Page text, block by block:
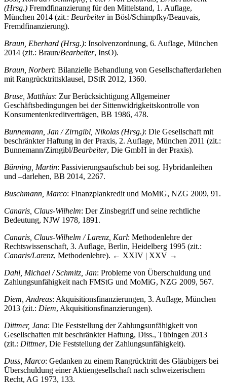
(Hrsg.) Fremdfinanzierung für den Mittelstand, 1. Auflage,
München 2014 (zit.: Bearbeiterin Bösl/Schimpfky/Beauvais,
Fremdfinanzierung).
Braun, Eberhard (Hrsg.): Insolvenzordnung, 6. Auflage, München
2014 (zit.: Braun/Bearbeiter, InsO).
Braun, Norbert: Bilanzielle Behandlung von Gesellschafterdarlehen
mit Rangrücktrittsklausel, DStR 2012, 1360.
Bruse, Matthias: Zur Berücksichtigung Allgemeiner
Geschäftsbedingungen bei der Sittenwidrigkeitskontrolle von
Konsumentenkreditverträgen, BB 1986, 478.
Bunnemann, Jan / Zirngibl, Nikolas (Hrsg.): Die Gesellschaft mit
beschränkter Haftung in der Praxis, 2. Auflage, München 2011 (zit.:
Bunnemann/Zirngibl/Bearbeiter, Die GmbH in der Praxis).
Bünning, Martin: Passivierungsaufschub bei sog. Hybridanleihen
und –darlehen, BB 2014, 2267.
Buschmann, Marco: Finanzplankredit und MoMiG, NZG 2009, 91.
Canaris, Claus-Wilhelm: Der Zinsbegriff und seine rechtliche
Bedeutung, NJW 1978, 1891.
Canaris, Claus-Wilhelm / Larenz, Karl: Methodenlehre der
Rechtswissenschaft, 3. Auflage, Berlin, Heidelberg 1995 (zit.:
Canaris/Larenz, Methodenlehre). ← XXIV | XXV →
Dahl, Michael / Schmitz, Jan: Probleme von Überschuldung und
Zahlungsunfähigkeit nach FMStG und MoMiG, NZG 2009, 567.
Diem, Andreas: Akquisitionsfinanzierungen, 3. Auflage, München
2013 (zit.: Diem, Akquisitionsfinanzierungen).
Dittmer, Jana: Die Feststellung der Zahlungsunfähigkeit von
Gesellschaften mit beschränkter Haftung, Diss., Tübingen 2013
(zit.: Dittmer, Die Feststellung der Zahlungsunfähigkeit).
Duss, Marco: Gedanken zu einem Rangrücktritt des Gläubigers bei
Überschuldung einer Aktiengesellschaft nach schweizerischem
Recht, AG 1973, 133.